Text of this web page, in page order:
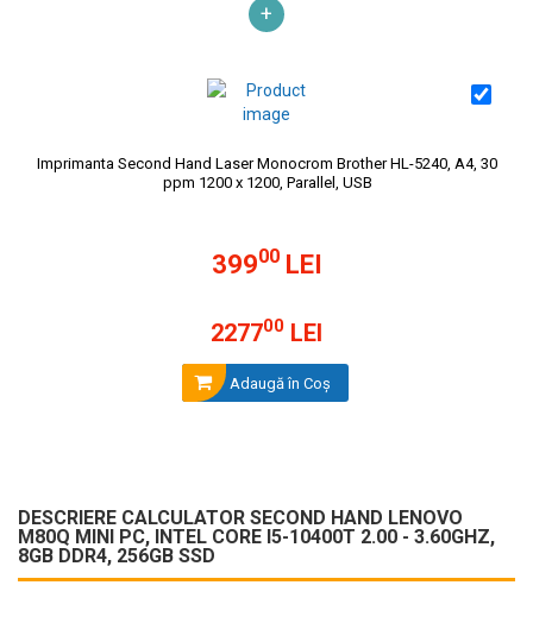
+
Imprimanta Second Hand Laser Monocrom Brother HL-5240, A4, 30
ppm 1200 x 1200, Parallel, USB
39900LEI
227700 LEI
Adaugă în Coş
DESCRIERE CALCULATOR SECOND HAND LENOVO
M80Q MINI PC, INTEL CORE I5-10400T 2.00 - 3.60GHZ,
8GB DDR4, 256GB SSD